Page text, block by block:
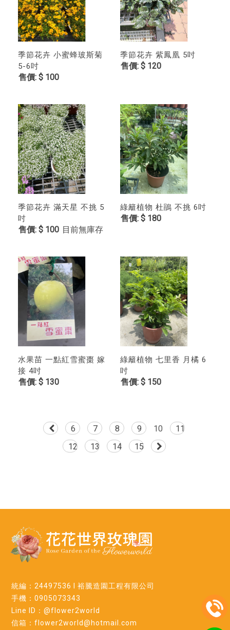
季節花卉 小蜜蜂玻斯菊
5-6吋
$ 100
季節花卉 紫鳳凰 5吋
$ 120
季節花卉 滿天星 不挑 5
吋
$ 100 目前無庫存
綠籬植物 杜鵑 不挑 6吋
$ 180
水果苗 一點紅雪蜜棗 嫁
接 4吋
$ 130
綠籬植物 七里香 月橘 6
吋
$ 150
6 7 8 9 10
11
12
13 14 15
統編：24497536 l 裕騰造園工程有限公司
手機：0905073343
Line ID：@flower2world
信箱：flower2world@hotmail.com